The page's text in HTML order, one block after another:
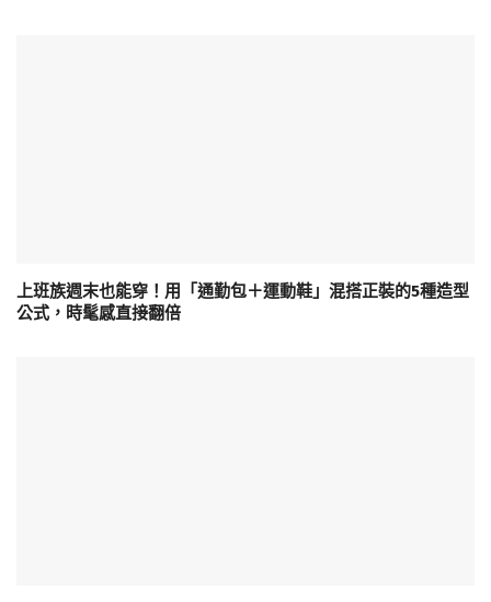
上班族週末也能穿！用「通勤包＋運動鞋」混搭正裝的5種造型
公式，時髦感直接翻倍